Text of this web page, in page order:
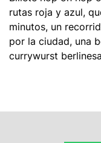
rutas roja y azul,
minutos, un
por la ciudad, una
currywurst